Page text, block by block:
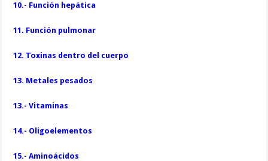
10.- Función hepática
11. Función pulmonar
12. Toxinas dentro del cuerpo
13. Metales pesados
13.- Vitaminas
14.- Oligoelementos
15.- Aminoácidos